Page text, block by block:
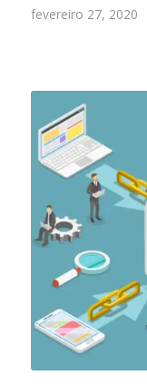
fevereiro 27, 2020